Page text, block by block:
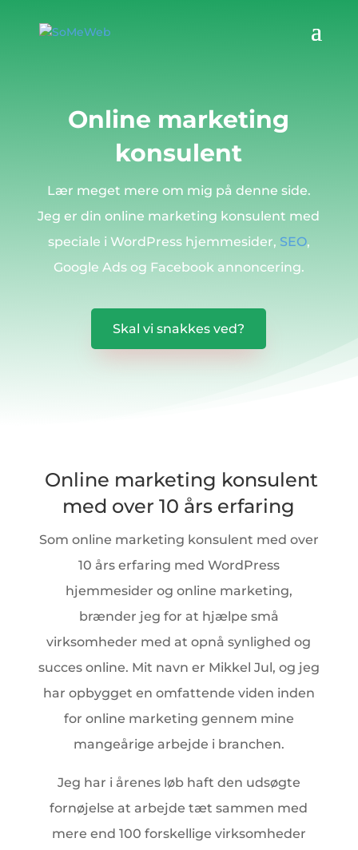
Online marketing
konsulent
Lær meget mere om mig på denne side.
Jeg er din online marketing konsulent med
speciale i WordPress hjemmesider, SEO,
Google Ads og Facebook annoncering.
Skal vi snakkes ved?
Online marketing konsulent
med over 10 års erfaring
Som online marketing konsulent med over
10 års erfaring med WordPress
hjemmesider og online marketing,
brænder jeg for at hjælpe små
virksomheder med at opnå synlighed og
succes online. Mit navn er Mikkel Jul, og jeg
har opbygget en omfattende viden inden
for online marketing gennem mine
mangeårige arbejde i branchen.
Jeg har i årenes løb haft den udsøgte
fornøjelse at arbejde tæt sammen med
mere end 100 forskellige virksomheder